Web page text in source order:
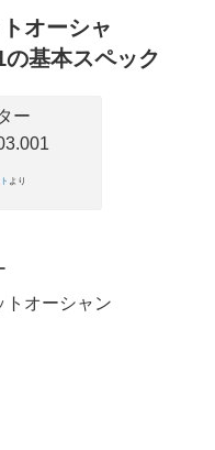
オーシャ
基本スペック
より
トオーシャン